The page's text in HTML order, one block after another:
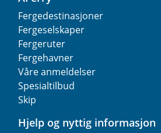
Fergedestinasjoner
Fergeselskaper
Fergeruter
Fergehavner
Våre anmeldelser
Spesialtilbud
Skip
Hjelp og nyttig informasjon